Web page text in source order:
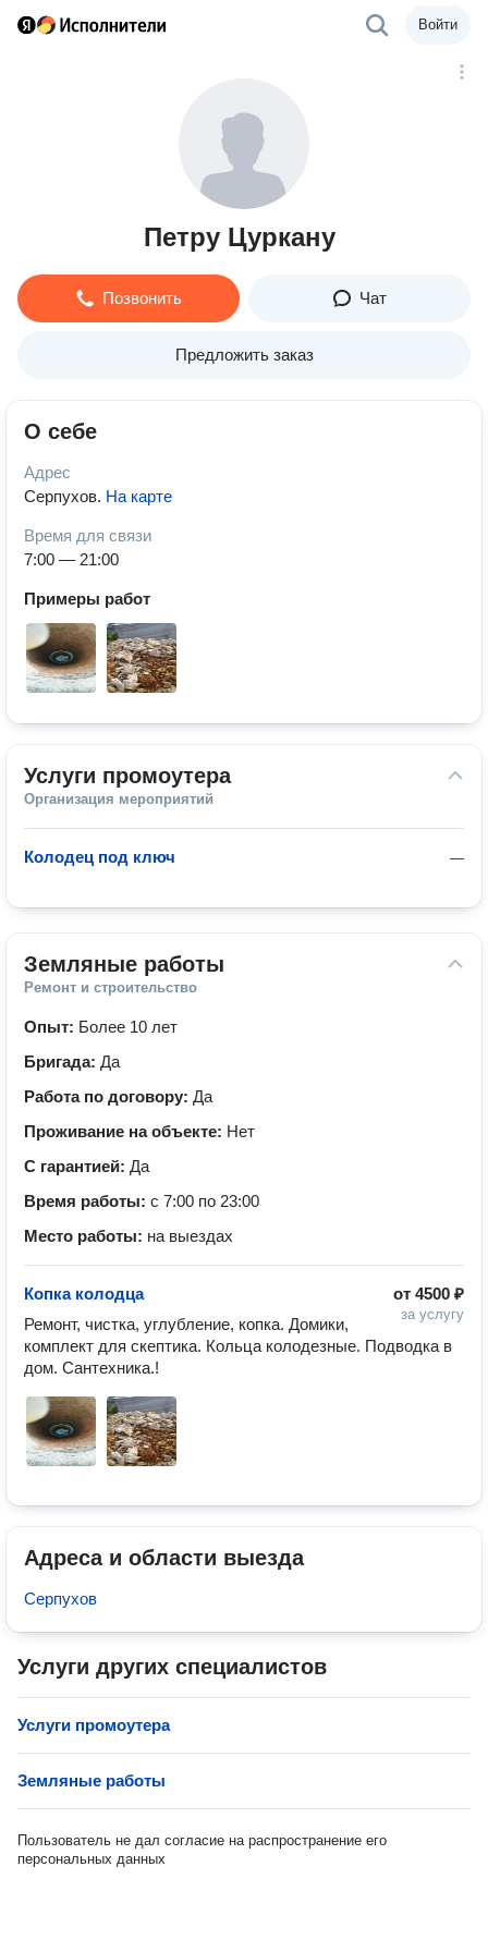
Войти
Петру Цуркану
Позвонить Чат
Предложить заказ
О себе
Адрес
Серпухов. На карте
Время для связи
7:00 — 21:00
Примеры работ
Услуги промоутера
Организация мероприятий
—
Колодец под ключ
Земляные работы
Ремонт и строительство
Опыт: Более 10 лет
Бригада: Да
Работа по договору: Да
Проживание на объекте: Нет
С гарантией: Да
Время работы: с 7:00 по 23:00
Место работы: на выездах
от 4500 ₽
за услугу
Копка колодца
Ремонт, чистка, углубление, копка. Домики,
комплект для скептика. Кольца колодезные. Подводка в
дом. Сантехника.!
Адреса и области выезда
Серпухов
Услуги других специалистов
Услуги промоутера
Земляные работы
Пользователь не дал согласие на распространение его
персональных данных